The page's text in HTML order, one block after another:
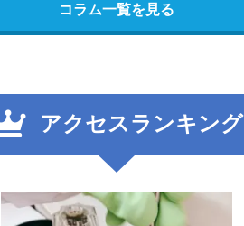
コラム一覧を見る
アクセスランキング
2